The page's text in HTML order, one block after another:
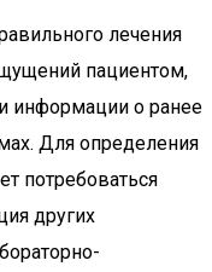
лечения
пациентом,
информации о ранее
Для определения
потребоваться
других